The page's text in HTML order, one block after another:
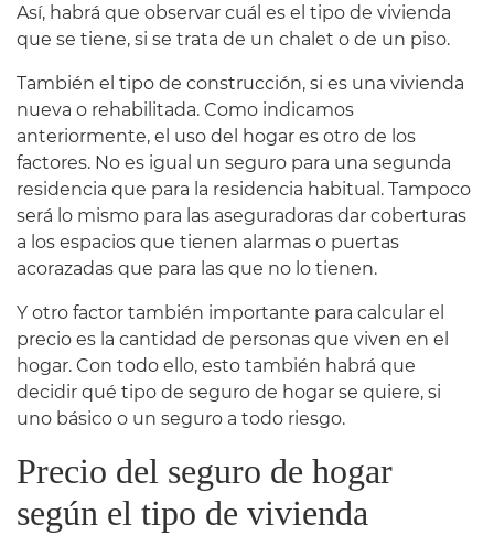
Así, habrá que observar cuál es el tipo de vivienda
que se tiene, si se trata de un chalet o de un piso.
También el tipo de construcción, si es una vivienda
nueva o rehabilitada. Como indicamos
anteriormente, el uso del hogar es otro de los
factores. No es igual un seguro para una segunda
residencia que para la residencia habitual. Tampoco
será lo mismo para las aseguradoras dar coberturas
a los espacios que tienen alarmas o puertas
acorazadas que para las que no lo tienen.
Y otro factor también importante para calcular el
precio es la cantidad de personas que viven en el
hogar. Con todo ello, esto también habrá que
decidir qué tipo de seguro de hogar se quiere, si
uno básico o un seguro a todo riesgo.
Precio del seguro de hogar
según el tipo de vivienda